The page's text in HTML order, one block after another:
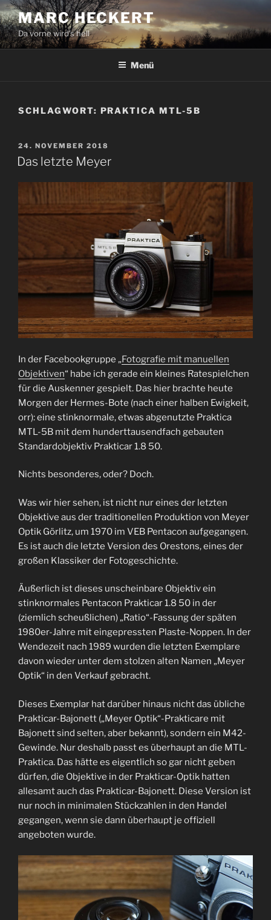
Zum
Inhalt
springen
MARC HECKERT
Da vorne wird's hell
Menü
SCHLAGWORT: PRAKTICA MTL-5B
VERÖFFENTLICHT
AM
24. NOVEMBER 2018
Das letzte Meyer
In der Facebookgruppe „Fotografie mit manuellen
Objektiven“ habe ich gerade ein kleines Ratespielchen
für die Auskenner gespielt. Das hier brachte heute
Morgen der Hermes-Bote (nach einer halben Ewigkeit,
orr): eine stinknormale, etwas abgenutzte Praktica
MTL-5B mit dem hunderttausendfach gebauten
Standardobjektiv Prakticar 1.8 50.
Nichts besonderes, oder? Doch.
Was wir hier sehen, ist nicht nur eines der letzten
Objektive aus der traditionellen Produktion von Meyer
Optik Görlitz, um 1970 im VEB Pentacon aufgegangen.
Es ist auch die letzte Version des Orestons, eines der
großen Klassiker der Fotogeschichte.
Äußerlich ist dieses unscheinbare Objektiv ein
stinknormales Pentacon Prakticar 1.8 50 in der
(ziemlich scheußlichen) „Ratio“-Fassung der späten
1980er-Jahre mit eingepressten Plaste-Noppen. In der
Wendezeit nach 1989 wurden die letzten Exemplare
davon wieder unter dem stolzen alten Namen „Meyer
Optik“ in den Verkauf gebracht.
Dieses Exemplar hat darüber hinaus nicht das übliche
Prakticar-Bajonett („Meyer Optik“-Prakticare mit
Bajonett sind selten, aber bekannt), sondern ein M42-
Gewinde. Nur deshalb passt es überhaupt an die MTL-
Praktica. Das hätte es eigentlich so gar nicht geben
dürfen, die Objektive in der Prakticar-Optik hatten
allesamt auch das Prakticar-Bajonett. Diese Version ist
nur noch in minimalen Stückzahlen in den Handel
gegangen, wenn sie dann überhaupt je offiziell
angeboten wurde.